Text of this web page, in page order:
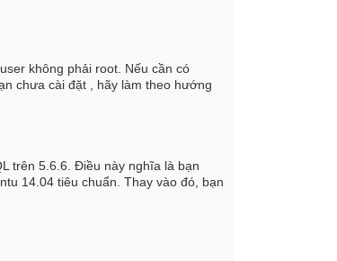
không phải root. Nếu cần có
chưa cài đặt , hãy làm theo hướng
trên 5.6.6. Điều này nghĩa là bạn
14.04 tiêu chuẩn. Thay vào đó, bạn